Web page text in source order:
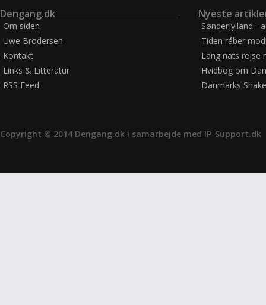
Dengang.dk
Om siden
Uwe Brodersen
Kontakt
Links & Litteratur
RSS Feed
Nyeste
Sønderjylland -
Tiden råber
Lang nats rejse
Hvidbog om
Danmarks
Copyright © 2014 Dengang.dk i samarbejde med IP-Support.dk